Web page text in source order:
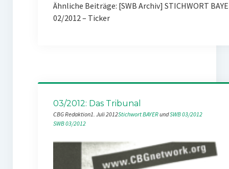
Ähnliche Beiträge: [SWB Archiv] STICHWORT
02/2012 – Ticker
03/2012: Das Tribunal
CBG Redaktion1. Juli 2012Stichwort BAYER und SWB 03/2012
SWB 03/2012